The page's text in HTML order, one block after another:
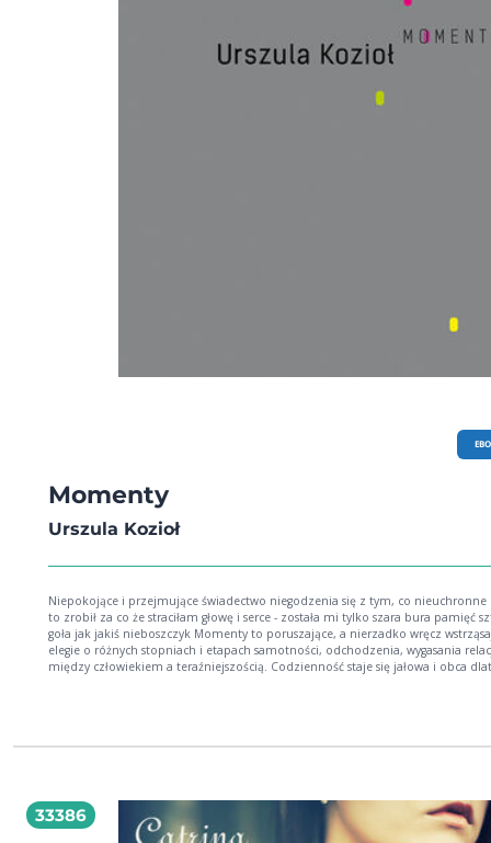
Momenty
Urszula Kozioł
Niepokojące i przejmujące świadectwo niegodzenia się z tym, co nieuchronne kto mi
to zrobił za co że straciłam głowę i serce - została mi tylko szara bura pamięć sztywna i
goła jak jakiś nieboszczyk Momenty to poruszające, a nierzadko wręcz wstrząsające
elegie o różnych stopniach i etapach samotności, odchodzenia, wygasania
między człowiekiem a teraźniejszością. Codzienność staje się jałowa i obca
33386